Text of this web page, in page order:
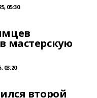
05:30
мастерскую
03:20
второй